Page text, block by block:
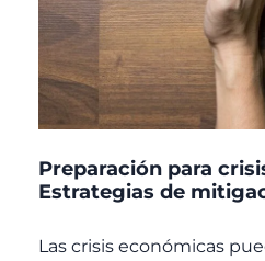
Preparación para
Estrategias de
Las crisis económicas